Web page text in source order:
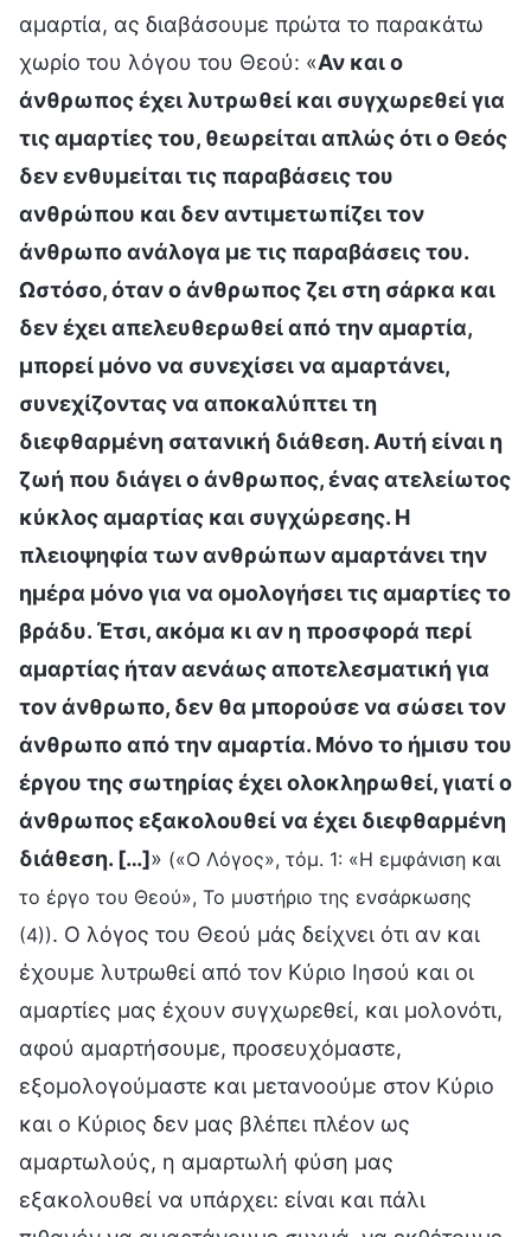
αμαρτία, ας διαβάσουμε πρώτα το παρακάτω
χωρίο του λόγου του Θεού: «Αν και ο
άνθρωπος έχει λυτρωθεί και συγχωρεθεί για
τις αμαρτίες του, θεωρείται απλώς ότι ο Θεός
δεν ενθυμείται τις παραβάσεις του
ανθρώπου και δεν αντιμετωπίζει τον
άνθρωπο ανάλογα με τις παραβάσεις του.
Ωστόσο, όταν ο άνθρωπος ζει στη σάρκα και
δεν έχει απελευθερωθεί από την αμαρτία,
μπορεί μόνο να συνεχίσει να αμαρτάνει,
συνεχίζοντας να αποκαλύπτει τη
διεφθαρμένη σατανική διάθεση. Αυτή είναι η
ζωή που διάγει ο άνθρωπος, ένας ατελείωτος
κύκλος αμαρτίας και συγχώρεσης. Η
πλειοψηφία των ανθρώπων αμαρτάνει την
ημέρα μόνο για να ομολογήσει τις αμαρτίες το
βράδυ. Έτσι, ακόμα κι αν η προσφορά περί
αμαρτίας ήταν αενάως αποτελεσματική για
τον άνθρωπο, δεν θα μπορούσε να σώσει τον
άνθρωπο από την αμαρτία. Μόνο το ήμισυ του
έργου της σωτηρίας έχει ολοκληρωθεί, γιατί ο
άνθρωπος εξακολουθεί να έχει διεφθαρμένη
διάθεση. […]» («Ο Λόγος», τόμ. 1: «Η εμφάνιση και
το έργο του Θεού», Το μυστήριο της ενσάρκωσης
(4)). Ο λόγος του Θεού μάς δείχνει ότι αν και
έχουμε λυτρωθεί από τον Κύριο Ιησού και οι
αμαρτίες μας έχουν συγχωρεθεί, και μολονότι,
αφού αμαρτήσουμε, προσευχόμαστε,
εξομολογούμαστε και μετανοούμε στον Κύριο
και ο Κύριος δεν μας βλέπει πλέον ως
αμαρτωλούς, η αμαρτωλή φύση μας
εξακολουθεί να υπάρχει: είναι και πάλι